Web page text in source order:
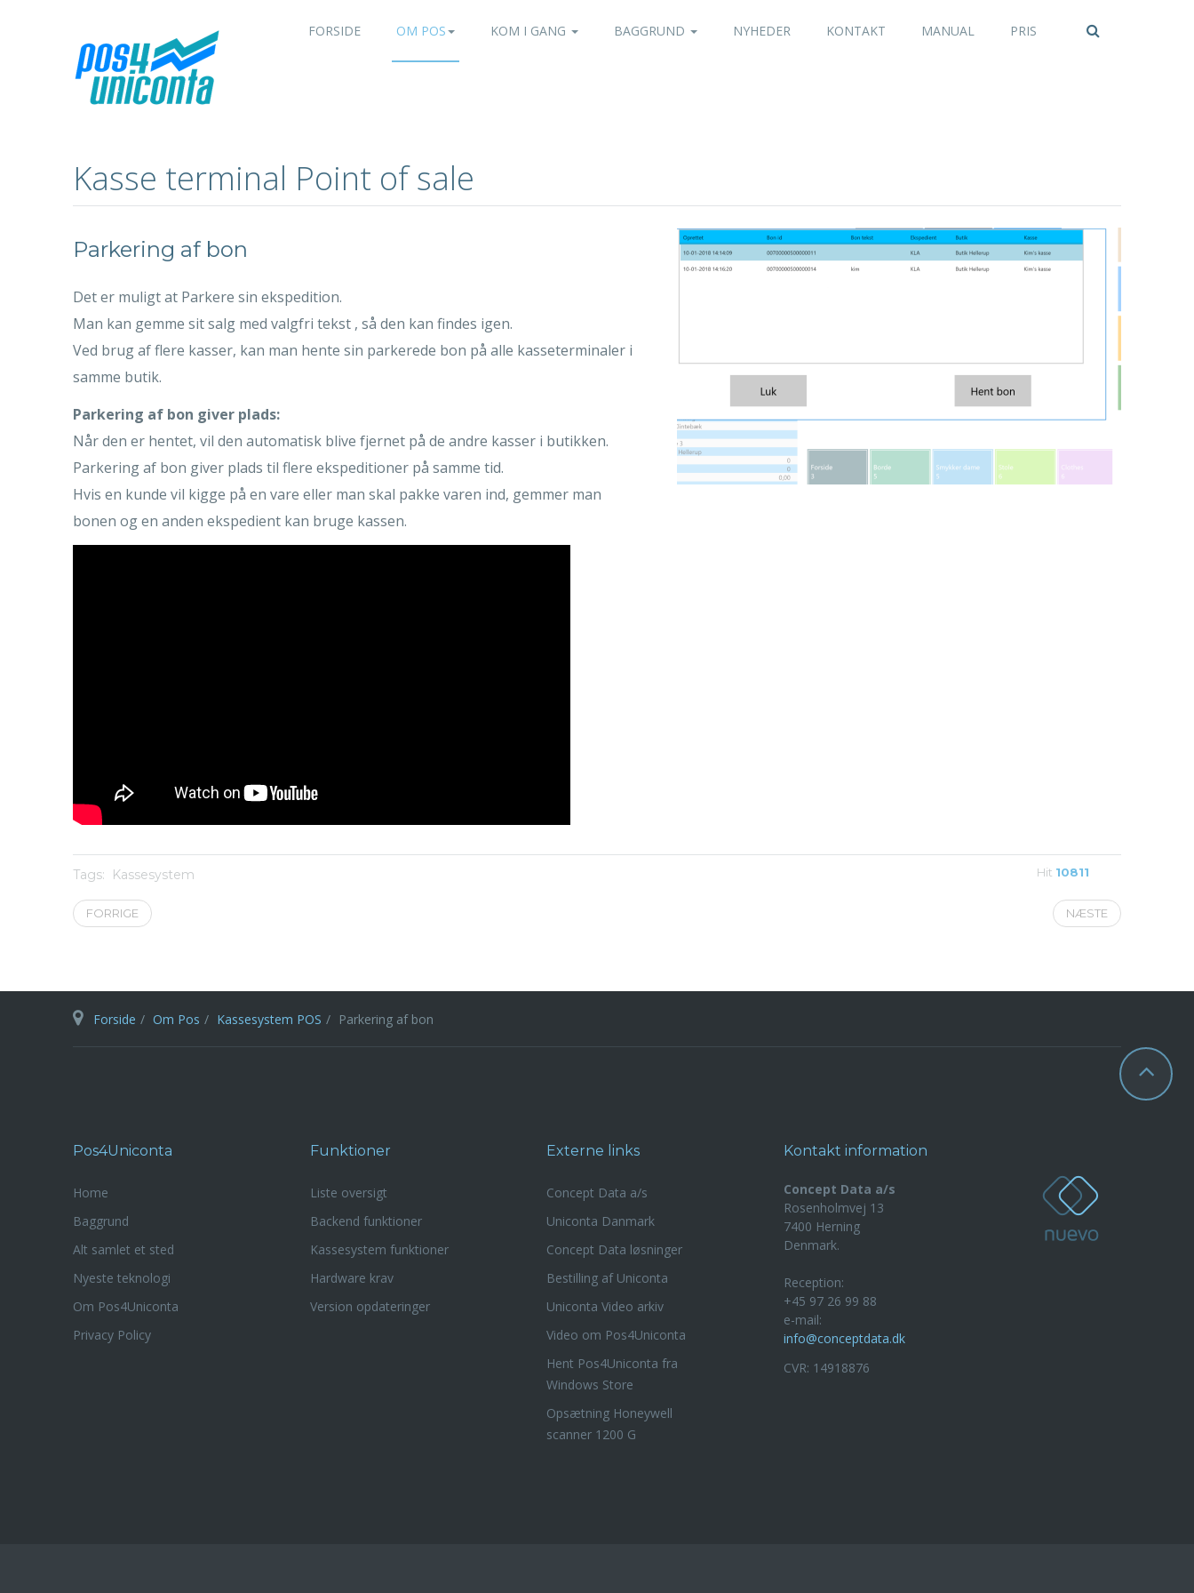
FORSIDE OM POS KOM I GANG BAGGRUND NYHEDER KONTAKT MANUAL PRIS
Kasse terminal Point of sale
Parkering af bon
Det er muligt at Parkere sin ekspedition.
Man kan gemme sit salg med valgfri tekst , så den kan findes igen.
Ved brug af flere kasser, kan man hente sin parkerede bon på alle kasseterminaler i
samme butik.
Parkering af bon giver plads:
Når den er hentet, vil den automatisk blive fjernet på de andre kasser i butikken.
Parkering af bon giver plads til flere ekspeditioner på samme tid.
Hvis en kunde vil kigge på en vare eller man skal pakke varen ind, gemmer man
bonen og en anden ekspedient kan bruge kassen.
Tags: Kassesystem Hit 10811
FORRIGE NÆSTE
Forside Om Pos Kassesystem POS Parkering af bon
Pos4Uniconta
Home
Baggrund
Alt samlet et sted
Nyeste teknologi
Om Pos4Uniconta
Privacy Policy
Funktioner
Liste oversigt
Backend funktioner
Kassesystem funktioner
Hardware krav
Version opdateringer
Externe links
Concept Data a/s
Uniconta Danmark
Concept Data løsninger
Bestilling af Uniconta
Uniconta Video arkiv
Video om Pos4Uniconta
Hent Pos4Uniconta fra
Windows Store
Opsætning Honeywell
scanner 1200 G
Kontakt information
Concept Data a/s
Rosenholmvej 13
7400 Herning
Denmark.
Reception:
+45 97 26 99 88
e-mail:
info@conceptdata.dk
CVR: 14918876